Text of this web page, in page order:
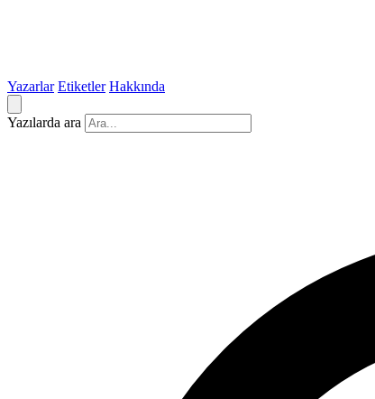
Yazarlar Etiketler Hakkında
Yazılarda ara